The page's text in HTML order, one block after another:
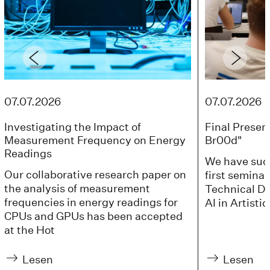
07.07.2026
Investigating the Impact of
Measurement Frequency on Energy
Readings
Our collaborative research paper on
the analysis of measurement
frequencies in energy readings for
CPUs and GPUs has been accepted
at the Hot
Lesen
07.07.2026
Final
Br00d"
We have
first
Technical
AI in Artistic
Lesen